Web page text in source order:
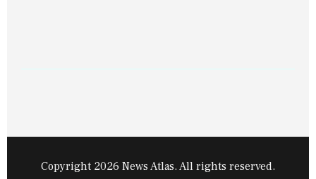
Copyright 2026 News Atlas. All rights reserved.